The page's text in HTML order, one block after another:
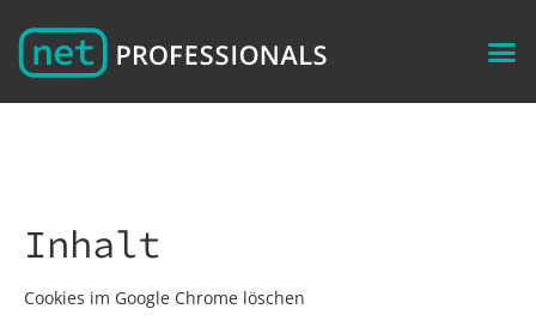
Inhalt
Cookies im Google Chrome löschen